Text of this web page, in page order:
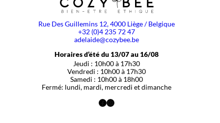
Rue Des Guillemins 12, 4000 Liège / Belgique
+32 (0)4 235 72 47
adelaide@cozybee.be
Horaires d’été du 13/07 au 16/08
Jeudi : 10h00 à 17h30
Vendredi : 10h00 à 17h30
Samedi : 10h00 à 18h00
Fermé: lundi, mardi, mercredi et dimanche
Facebook
Instagram